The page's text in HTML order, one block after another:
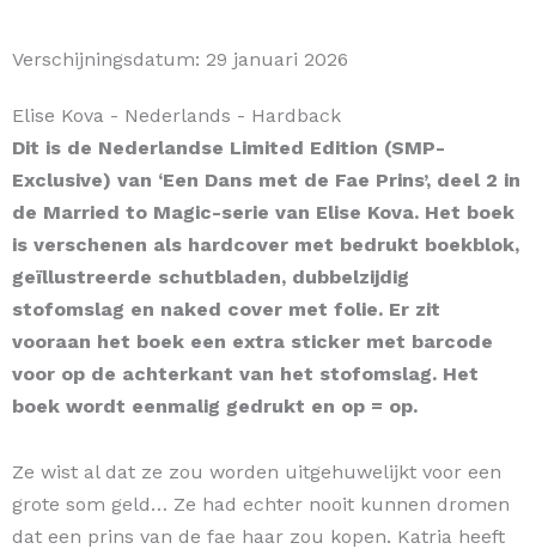
Verschijningsdatum: 29 januari 2026
Elise Kova - Nederlands - Hardback
Dit is de Nederlandse Limited Edition (SMP-
Exclusive) van ‘Een Dans met de Fae Prins’, deel 2 in
de Married to Magic-serie van Elise Kova. Het boek
is verschenen als hardcover met bedrukt boekblok,
geïllustreerde schutbladen, dubbelzijdig
stofomslag en naked cover met folie. Er zit
vooraan het boek een extra sticker met barcode
voor op de achterkant van het stofomslag. Het
boek wordt eenmalig gedrukt en op = op.
Ze wist al dat ze zou worden uitgehuwelijkt voor een
grote som geld… Ze had echter nooit kunnen dromen
dat een prins van de fae haar zou kopen. Katria heeft